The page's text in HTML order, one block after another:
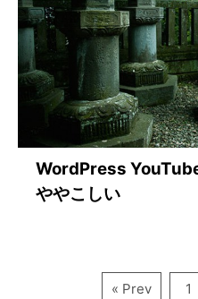
WordPress
ややこしい
« Prev 1